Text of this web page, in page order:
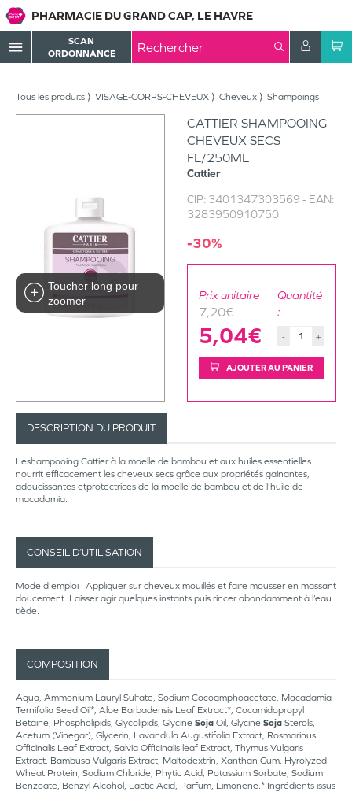
PHARMACIE DU GRAND CAP, LE HAVRE
menu
SCAN
ORDONNANCE
Tous les produits VISAGE-CORPS-CHEVEUX Cheveux Shampoings
Toucher long pour
zoomer
CATTIER SHAMPOOING
CHEVEUX SECS
FL/250ML
Cattier
CIP: 3401347303569 - EAN:
3283950910750
-30%
Prix unitaire
7,20€
5,04€
Quantité
:
- +
AJOUTER AU PANIER
DESCRIPTION DU PRODUIT
Leshampooing Cattier à la moelle de bambou et aux huiles essentielles
nourrit efficacement les cheveux secs grâce aux propriétés gainantes,
adoucissantes etprotectrices de la moelle de bambou et de l’huile de
macadamia.
CONSEIL D’UTILISATION
Mode d'emploi : Appliquer sur cheveux mouillés et faire mousser en massant
doucement. Laisser agir quelques instants puis rincer abondamment à l’eau
tiède.
COMPOSITION
Aqua, Ammonium Lauryl Sulfate, Sodium Cocoamphoacetate, Macadamia
Ternifolia Seed Oil*, Aloe Barbadensis Leaf Extract*, Cocamidopropyl
Betaine, Phospholipids, Glycolipids, Glycine Soja Oil, Glycine Soja Sterols,
Acetum (Vinegar), Glycerin, Lavandula Augustifolia Extract, Rosmarinus
Officinalis Leaf Extract, Salvia Officinalis leaf Extract, Thymus Vulgaris
Extract, Bambusa Vulgaris Extract, Maltodextrin, Xanthan Gum, Hyrolyzed
Wheat Protein, Sodium Chloride, Phytic Acid, Potassium Sorbate, Sodium
Benzoate, Benzyl Alcohol, Lactic Acid, Parfum, Limonene.* Ingrédients issus